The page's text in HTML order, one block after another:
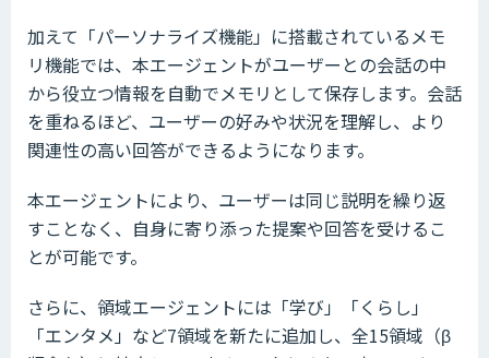
加えて「パーソナライズ機能」に搭載されているメモ
リ機能では、本エージェントがユーザーとの会話の中
から役立つ情報を自動でメモリとして保存します。会話
を重ねるほど、ユーザーの好みや状況を理解し、より
関連性の高い回答ができるようになります。
本エージェントにより、ユーザーは同じ説明を繰り返
すことなく、自身に寄り添った提案や回答を受けるこ
とが可能です。
さらに、領域エージェントには「学び」「くらし」
「エンタメ」など7領域を新たに追加し、全15領域（β